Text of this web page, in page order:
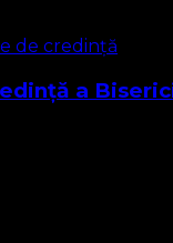
de credință
a